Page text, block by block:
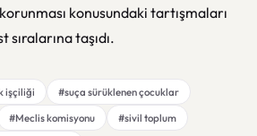
konusundaki tartışmaları
taşıdı.
işçiliği
#suça sürüklenen çocuklar
#Meclis komisyonu
#sivil toplum